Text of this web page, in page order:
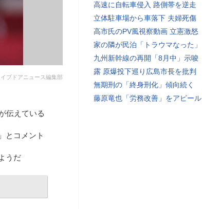
ブドアニュース編集部
伝えている
とコメント
うだ
高速に自転車侵入 路側帯を逆走
立体駐車場から車落下 夫婦死傷
高市氏のPV風視察動画 立憲激怒
家の隣が民泊「トラウマなった」
九州新幹線の再開「8月中」示唆
露 原爆投下巡り広島市長を批判
無期刑の「終身刑化」傾向続く
藤原竜也「労務改善」をアピール